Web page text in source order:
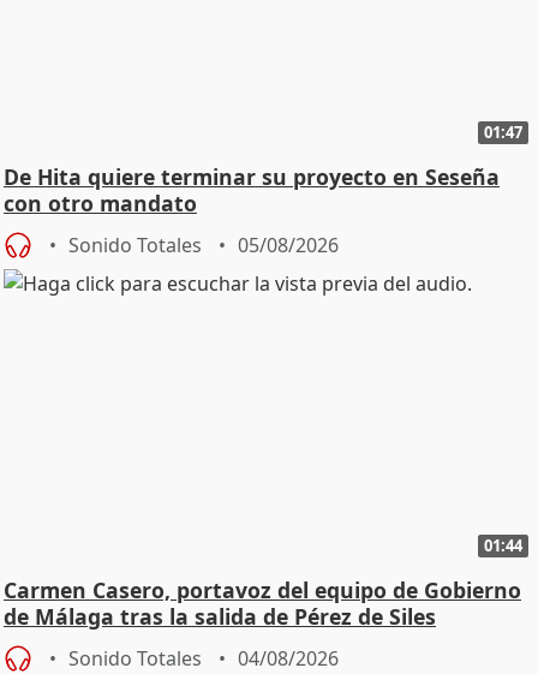
01:47
De Hita quiere terminar su proyecto en Seseña
con otro mandato
Sonido Totales 05/08/2026
01:44
Carmen Casero, portavoz del equipo de Gobierno
de Málaga tras la salida de Pérez de Siles
Sonido Totales 04/08/2026